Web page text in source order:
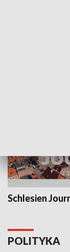
Schlesien
POLITYKA